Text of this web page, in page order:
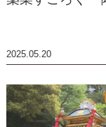
2025.05.20